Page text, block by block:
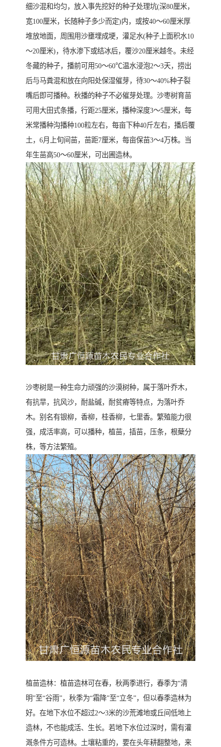
细沙混和均匀，放入事先挖好的种子处理坑(深80厘米，
宽100厘米，长随种子多少而定)内，或按40～60厘米厚
堆放地面，周围用沙壅埋成埂，灌足水(种子上面积水10
～20厘米)，待水渗下或结冰后，覆沙20厘米越冬。未经
冬藏的种子，播前可用50～60℃温水浸泡2～3天，捞出
后与马粪混和放在向阳处保湿催芽，待30～40%种子裂
嘴后即可播种。秋播的种子不必催芽处理。沙枣树育苗
可用大田式条播，行距25厘米，播种深度3～5厘米，每
米常播种沟播种100粒左右，每亩下种40斤左右，播后覆
土，6月上旬间苗，苗距7厘米，每亩保苗3～4万株。当
年生苗高50～60厘米，可出圃造林。
沙枣树是一种生命力顽强的沙漠树种，属于落叶乔木，
有抗旱，抗风沙，耐盐碱，耐贫瘠等特点，为落叶乔
木。别名有银柳，香柳，桂香柳，七里香。繁殖能力很
强，成活率高，可以播种，植苗，插苗，压条，根蘖分
株，等方法繁殖。
植苗造林：植苗造林可在春，秋两季进行，春季为“清
明”至“谷雨”，秋季为“霜降”至“立冬”，但以春季造林为
好。在地下水位不超过2～3米的沙荒滩地或丘间低地上
造林，不也能成活、生长。若地下水位过深时，需有灌
溉条件方可造林。土壤粘重的，要在头年耕翻整地，来